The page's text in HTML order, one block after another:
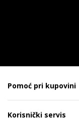
Pomoć pri kupovini
Korisnički servis